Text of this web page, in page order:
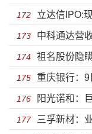
供应商为“一个人
172 立达信IPO:
次违规违法
173 中科通达营
飙升毛利率大幅
174 祖名股份隐
易全被翻出来了
175 重庆银行：
176 阳光诺和：
同行盈利能力出
177 三孚新材：